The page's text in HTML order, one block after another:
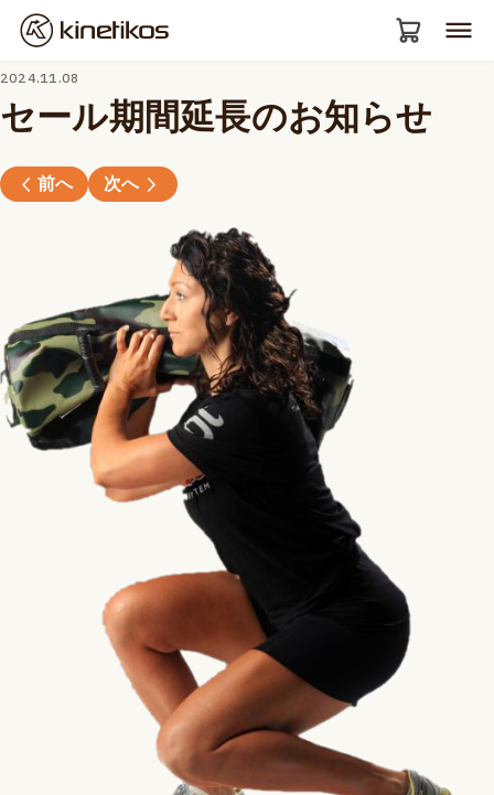
2024.11.08
セール期間延長のお知らせ
前へ 次へ